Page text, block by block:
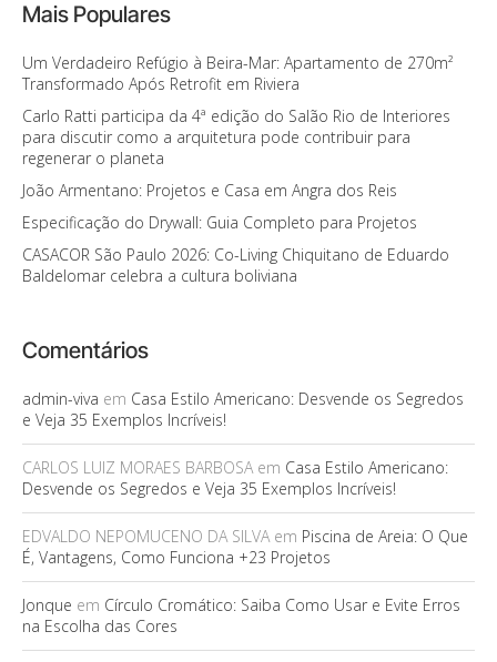
Mais Populares
Um Verdadeiro Refúgio à Beira-Mar: Apartamento de 270m²
Transformado Após Retrofit em Riviera
Carlo Ratti participa da 4ª edição do Salão Rio de Interiores
para discutir como a arquitetura pode contribuir para
regenerar o planeta
João Armentano: Projetos e Casa em Angra dos Reis
Especificação do Drywall: Guia Completo para Projetos
CASACOR São Paulo 2026: Co-Living Chiquitano de Eduardo
Baldelomar celebra a cultura boliviana
Comentários
admin-viva em Casa Estilo Americano: Desvende os Segredos
e Veja 35 Exemplos Incríveis!
CARLOS LUIZ MORAES BARBOSAem Casa Estilo Americano:
Desvende os Segredos e Veja 35 Exemplos Incríveis!
EDVALDO NEPOMUCENO DA SILVAem Piscina de Areia: O Que
É, Vantagens, Como Funciona +23 Projetos
Jonque em Círculo Cromático: Saiba Como Usar e Evite Erros
na Escolha das Cores